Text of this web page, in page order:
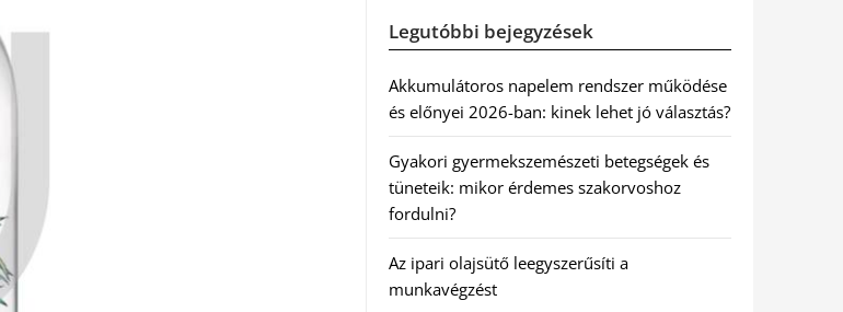
Legutóbbi bejegyzések
Akkumulátoros napelem rendszer működése
és előnyei 2026-ban: kinek lehet jó választás?
Gyakori gyermekszemészeti betegségek és
tüneteik: mikor érdemes szakorvoshoz
fordulni?
Az ipari olajsütő leegyszerűsíti a
munkavégzést